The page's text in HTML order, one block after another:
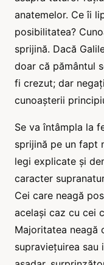
anatemelor. Ce îi
posibilitatea?
sprijină. Dacă
doar că pământul
fi crezut; dar
cunoașterii
Se va întâmpla la
sprijină pe un fapt
legi explicate și
caracter
Cei care neagă
același caz cu cei
Majoritatea neagă
supraviețuirea sau